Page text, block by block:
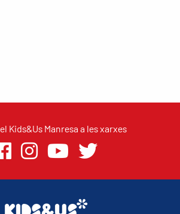
Kids&Us Manresa a les xarxes